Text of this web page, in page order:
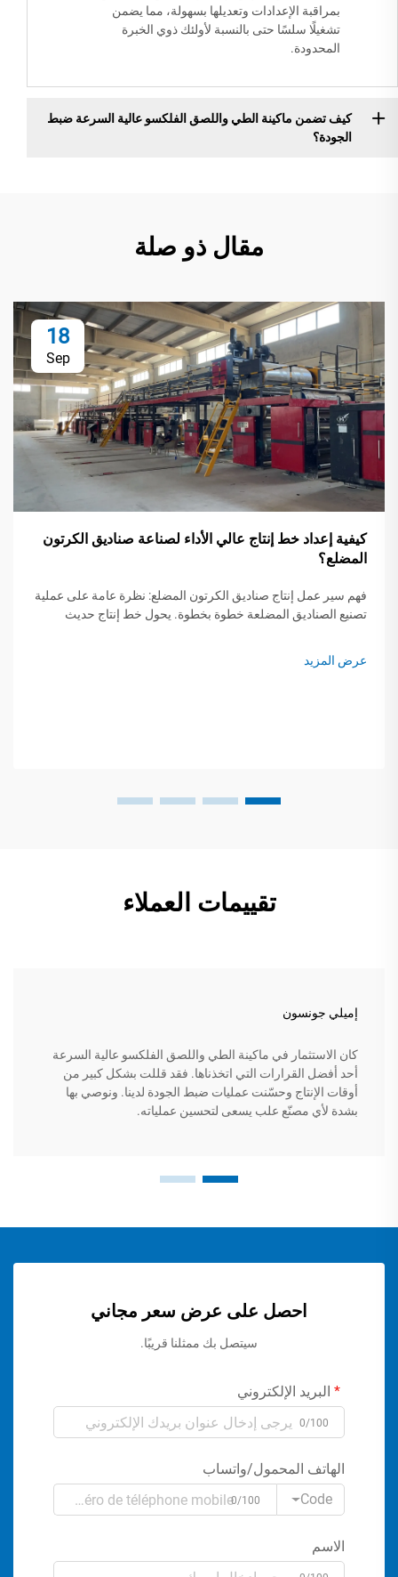
بمراقبة الإعدادات وتعديلها بسهولة، مما يضمن
تشغيلًا سلسًا حتى بالنسبة لأولئك ذوي الخبرة
المحدودة.
كيف تضمن ماكينة الطي واللصق الفلكسو عالية السرعة ضبط
الجودة؟
مقال ذو صلة
18
Sep
كيفية إعداد خط إنتاج عالي الأداء لصناعة صناديق الكرتون
المضلع؟
فهم سير عمل إنتاج صناديق الكرتون المضلع: نظرة عامة على عملية
تصنيع الصناديق المضلعة خطوة بخطوة. يحول خط إنتاج حديث
عرض المزيد
تقييمات العملاء
إميلي جونسون
كان الاستثمار في ماكينة الطي واللصق الفلكسو عالية السرعة
أحد أفضل القرارات التي اتخذناها. فقد قللت بشكل كبير من
أوقات الإنتاج وحسّنت عمليات ضبط الجودة لدينا. ونوصي بها
بشدة لأي مصنّع علب يسعى لتحسين عملياته.
احصل على عرض سعر مجاني
سيتصل بك ممثلنا قريبًا.
البريد الإلكتروني
0/100
الهاتف المحمول/واتساب
Code
0/100
الاسم